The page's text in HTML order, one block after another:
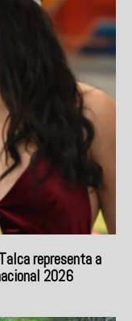
representa a
2026